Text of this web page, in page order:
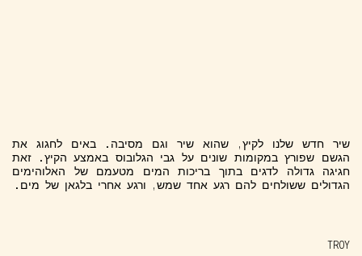
שיר חדש שלנו לקיץ, שהוא שיר וגם מסיבה. באים לחגוג את
הגשם שפורץ במקומות שונים על גבי הגלובוס באמצע הקיץ. זאת
חגיגה גדולה לדגים בתוך בריכות המים מטעמם של האלוהימים
הגדולים ששולחים להם רגע אחד שמש, ורגע אחרי בלגאן של מים.
TROY